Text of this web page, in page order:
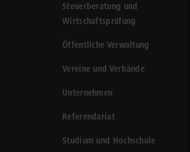
Steuerberatung und
Wirtschaftsprüfung
Öffentliche Verwaltung
Vereine und Verbände
Unternehmen
Referendariat
Studium und Hochschule